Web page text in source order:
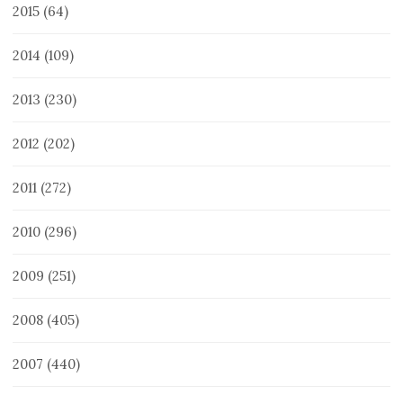
2015 (64)
2014 (109)
2013 (230)
2012 (202)
2011 (272)
2010 (296)
2009 (251)
2008 (405)
2007 (440)